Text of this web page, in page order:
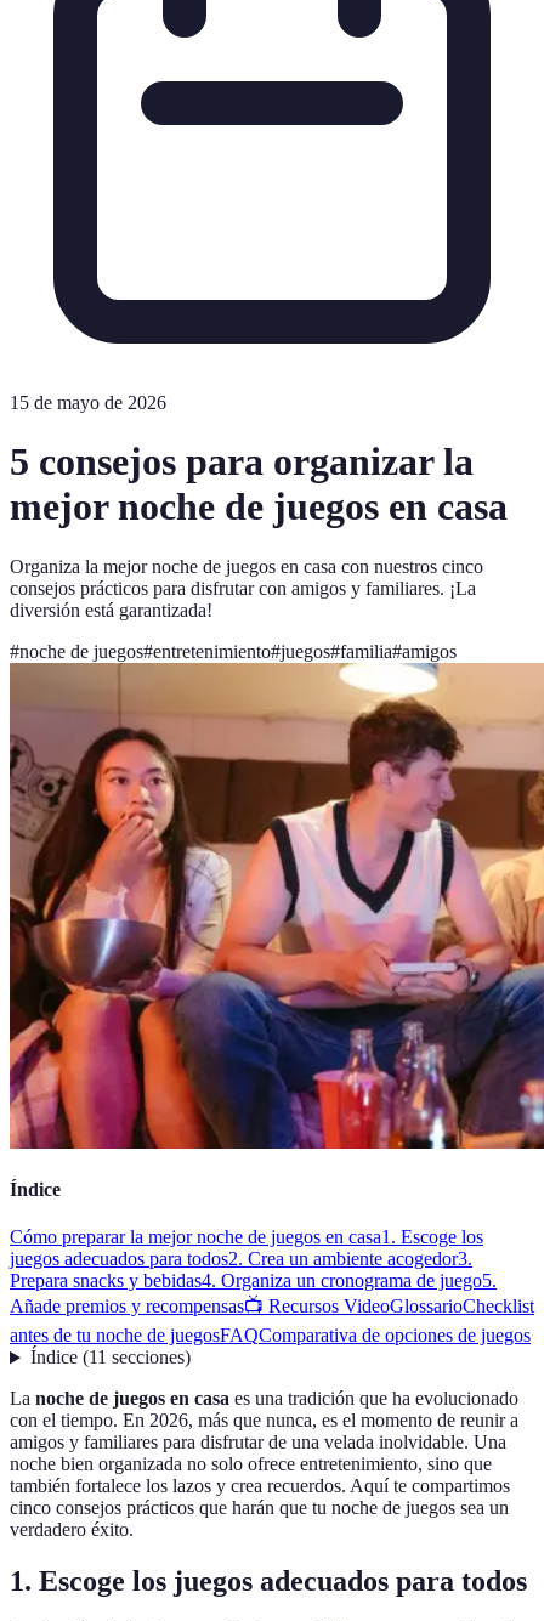
15 de mayo de 2026
5 consejos para organizar la
mejor noche de juegos en casa
Organiza la mejor noche de juegos en casa con nuestros cinco
consejos prácticos para disfrutar con amigos y familiares. ¡La
diversión está garantizada!
#noche de juegos#entretenimiento#juegos#familia#amigos
Índice
Cómo preparar la mejor noche de juegos en casa1. Escoge los
juegos adecuados para todos2. Crea un ambiente acogedor3.
Prepara snacks y bebidas4. Organiza un cronograma de juego5.
Añade premios y recompensas📺 Recursos VideoGlossarioChecklist
antes de tu noche de juegosFAQComparativa de opciones de juegos
Índice(11 secciones)
La noche de juegos en casa es una tradición que ha evolucionado
con el tiempo. En 2026, más que nunca, es el momento de reunir a
amigos y familiares para disfrutar de una velada inolvidable. Una
noche bien organizada no solo ofrece entretenimiento, sino que
también fortalece los lazos y crea recuerdos. Aquí te compartimos
cinco consejos prácticos que harán que tu noche de juegos sea un
verdadero éxito.
1. Escoge los juegos adecuados para todos